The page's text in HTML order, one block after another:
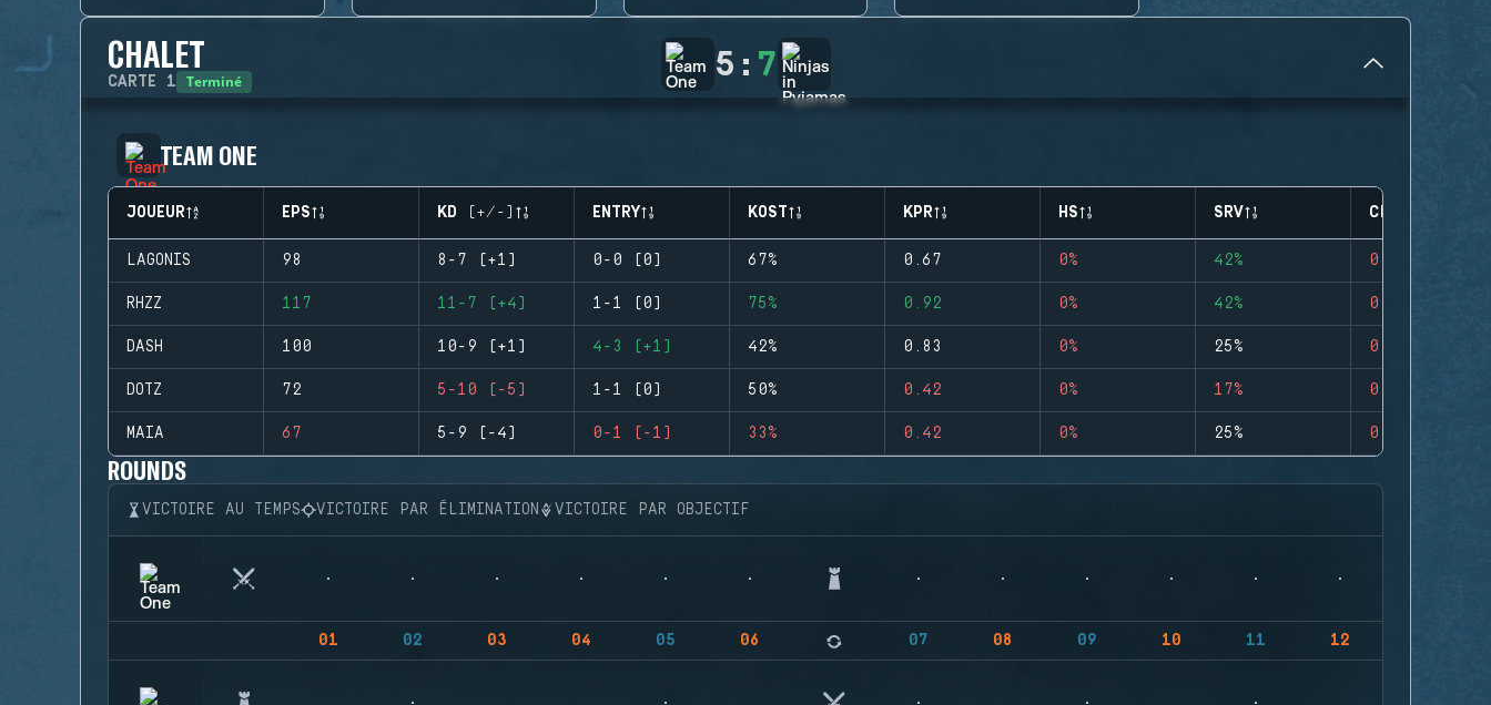
CHALET
CARTE 1 Terminé 5 : 7
TEAM ONE
JOUEUR EPS KD (+/-) ENTRY KOST KPR HS SRV CLUTCHES
LAGONIS 98 8-7 (+1) 0-0 (0) 67% 0.67 0% 42% 0
RHZZ 117 11-7 (+4) 1-1 (0) 75% 0.92 0% 42% 0
DASH 100 10-9 (+1) 4-3 (+1) 42% 0.83 0% 25% 0
DOTZ 72 5-10 (-5) 1-1 (0) 50% 0.42 0% 17% 0
MAIA 67 5-9 (-4) 0-1 (-1) 33% 0.42 0% 25% 0
ROUNDS
VICTOIRE AU TEMPS VICTOIRE PAR ÉLIMINATION VICTOIRE PAR OBJECTIF
01 02 03 04 05 06 07 08 09 10 11 12